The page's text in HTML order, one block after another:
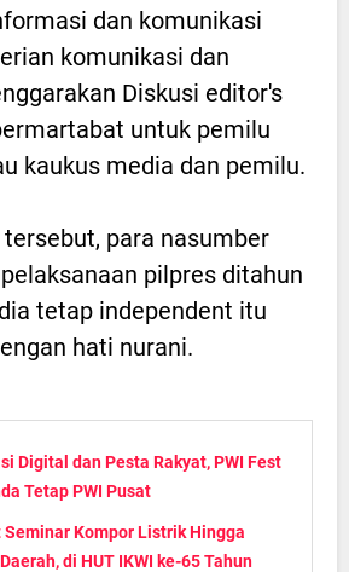
dan komunikasi
komunikasi dan
Diskusi editor's
untuk pemilu
kaukus media dan pemilu.
para nasumber
pilpres ditahun
tetap independent itu
hati nurani.
Digital dan Pesta Rakyat, PWI Fest
Tetap PWI Pusat
Seminar Kompor Listrik Hingga
di HUT IKWI ke-65 Tahun